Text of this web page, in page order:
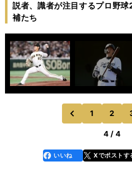
説者、識者が注目するプロ野
補たち
前
のページへ
1 2
4 / 4
faceboo
k
いいね Xでポストす